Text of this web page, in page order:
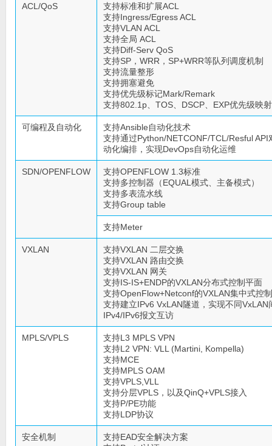
ACL/QoS
支持标准和扩展ACL
支持Ingress/Egress ACL
支持VLAN ACL
支持全局 ACL
支持Diff-Serv QoS
支持SP，WRR，SP+WRR等队列调度机制
支持流量整形
支持拥塞避免
支持优先级标记Mark/Remark
支持802.1p、TOS、DSCP、EXP优先级映射
可编程及自动化
支持Ansible自动化技术
支持通过Python/NETCONF/TCL/Resful API
动化编排，实现DevOps自动化运维
SDN/OPENFLOW
支持OPENFLOW 1.3标准
支持多控制器（EQUAL模式、主备模式）
支持多表流水线
支持Group table
支持Meter
VXLAN
支持VXLAN 二层交换
支持VXLAN 路由交换
支持VXLAN 网关
支持IS-IS+ENDP的VXLAN分布式控制平面
支持OpenFlow+Netconf的VXLAN集中式控
支持建立IPv6 VxLAN隧道，实现不同VxLAN
IPv4/IPv6报文互访
MPLS/VPLS
支持L3 MPLS VPN
支持L2 VPN: VLL (Martini, Kompella)
支持MCE
支持MPLS OAM
支持VPLS,VLL
支持分层VPLS，以及QinQ+VPLS接入
支持P/PE功能
支持LDP协议
安全机制
支持EAD安全解决方案